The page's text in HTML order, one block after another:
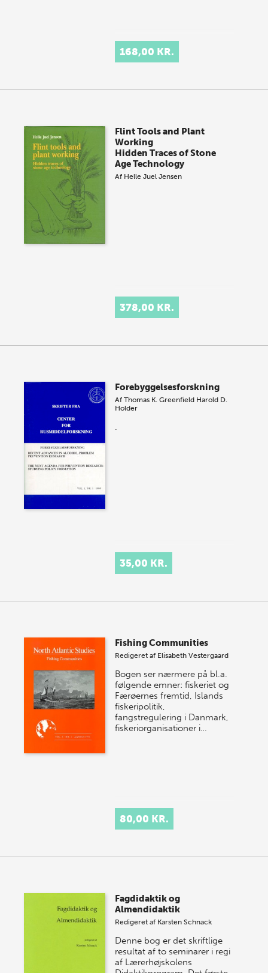
168,00 KR.
Flint Tools and Plant
Working
Hidden Traces of Stone
Age Technology
Af Helle Juel Jensen
378,00 KR.
Forebyggelsesforskning
AfThomas K. Greenfield Harold D.
Holder
.
35,00 KR.
Fishing Communities
Redigeret af Elisabeth Vestergaard
Bogen ser nærmere på bl.a.
følgende emner: fiskeriet og
Færøernes fremtid, Islands
fiskeripolitik,
fangstregulering i Danmark,
fiskeriorganisationer i…
80,00 KR.
Fagdidaktik og
Almendidaktik
Redigeret af Karsten Schnack
Denne bog er det skriftlige
resultat af to seminarer i regi
af Lærerhøjskolens